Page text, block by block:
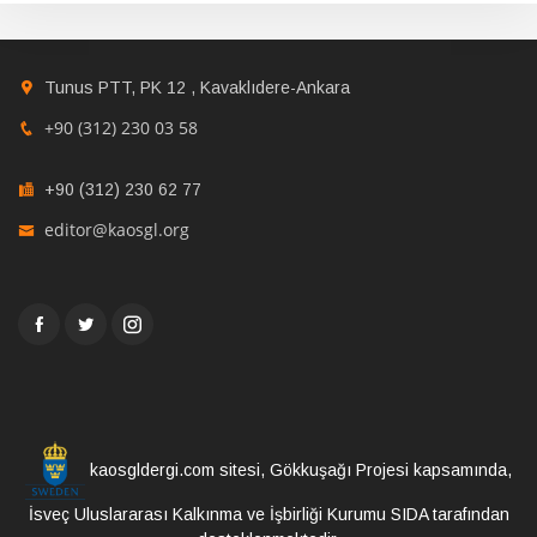
Tunus PTT, PK 12 , Kavaklıdere-Ankara
+90 (312) 230 03 58
+90 (312) 230 62 77
editor@kaosgl.org
kaosgldergi.com sitesi, Gökkuşağı Projesi kapsamında,
İsveç Uluslararası Kalkınma ve İşbirliği Kurumu SIDA tarafından